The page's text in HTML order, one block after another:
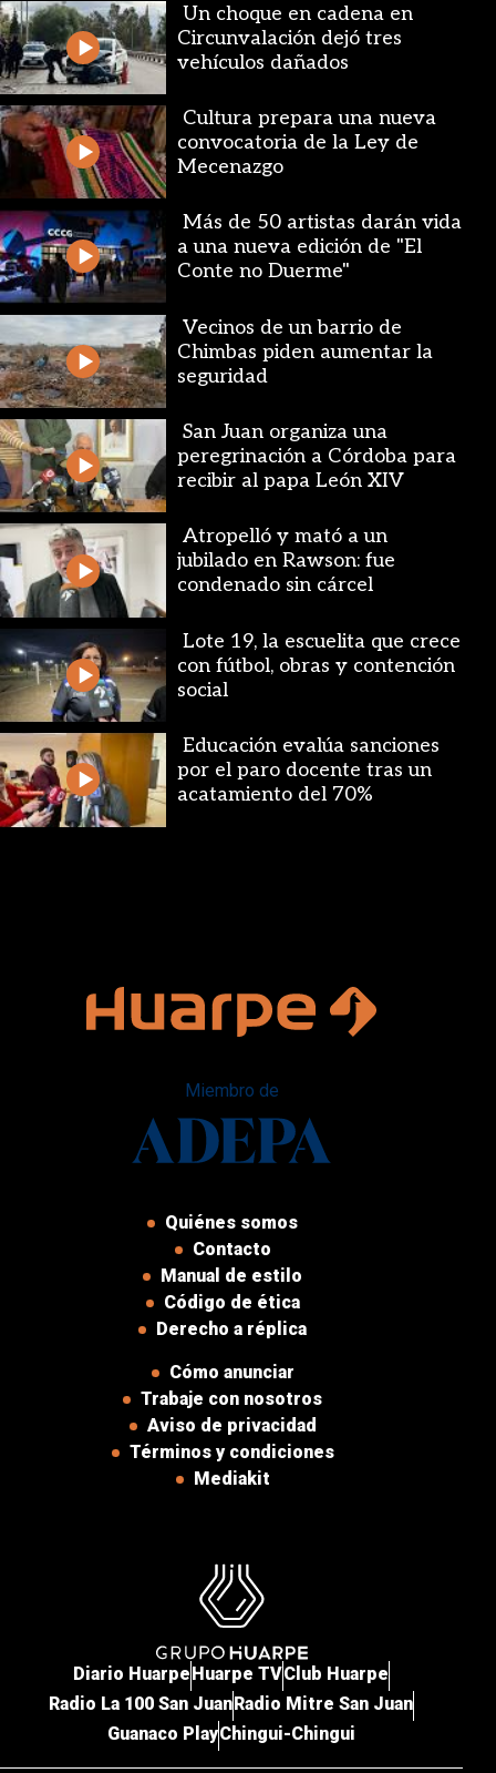
Un choque en cadena en
Circunvalación dejó tres
vehículos dañados
Cultura prepara una nueva
convocatoria de la Ley de
Mecenazgo
Más de 50 artistas darán vida
a una nueva edición de "El
Conte no Duerme"
Vecinos de un barrio de
Chimbas piden aumentar la
seguridad
San Juan organiza una
peregrinación a Córdoba para
recibir al papa León XIV
Atropelló y mató a un
jubilado en Rawson: fue
condenado sin cárcel
Lote 19, la escuelita que crece
con fútbol, obras y contención
social
Educación evalúa sanciones
por el paro docente tras un
acatamiento del 70%
Miembro de
Quiénes somos
Contacto
Manual de estilo
Código de ética
Derecho a réplica
Cómo anunciar
Trabaje con nosotros
Aviso de privacidad
Términos y condiciones
Mediakit
Diario HuarpeHuarpe TVClub Huarpe
Radio La 100 San JuanRadio Mitre San Juan
Guanaco PlayChingui-Chingui